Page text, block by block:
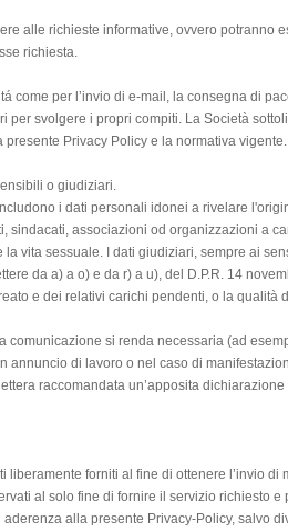
alle richieste informative, ovvero potranno
richiesta.
come per l’invio di e-mail, la consegna di
svolgere i propri compiti. La Società
Privacy Policy e la normativa vigente.
o giudiziari.
i dati personali idonei a rivelare
associazioni od organizzazioni a
vita sessuale. I dati giudiziari, sempre ai
da a) a o) e da r) a u), del D.P.R. 14
e dei relativi carichi pendenti, o la qualità
si renda necessaria (ad
annuncio di lavoro o nel caso di
raccomandata un’apposita
forniti al fine di ottenere l’invio di
al solo fine di fornire il servizio richiesto e
alla presente Privacy-Policy, salvo